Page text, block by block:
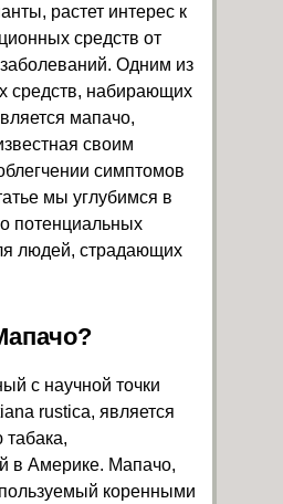
растет интерес к
средств от
Одним из
средств, набирающих
мапачо,
своим
симптомов
мы углубимся в
потенциальных
людей, страдающих
с научной точки
rustica, является
табака,
в Америке. Мапачо,
коренными